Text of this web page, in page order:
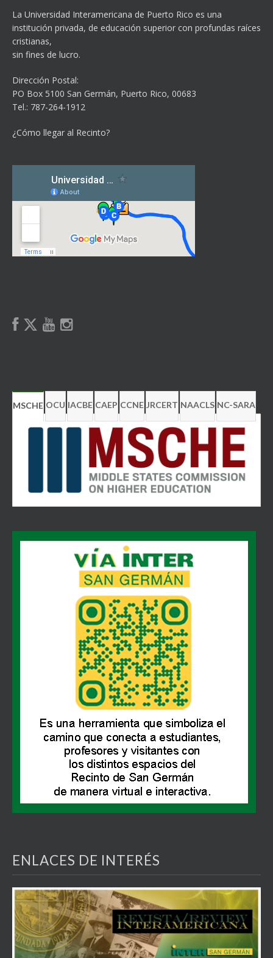
La Universidad Interamericana de Puerto Rico es una
institución privada, de educación superior con profundas raíces
cristianas,
sin fines de lucro.
Dirección Postal:
PO Box 5100 San Germán, Puerto Rico, 00683
Tel.: 787-264-1912
¿Cómo llegar al Recinto?
MSCHE OCU IACBE CAEP CCNE JRCERT NAACLS NC-SARA
ENLACES DE INTERÉS